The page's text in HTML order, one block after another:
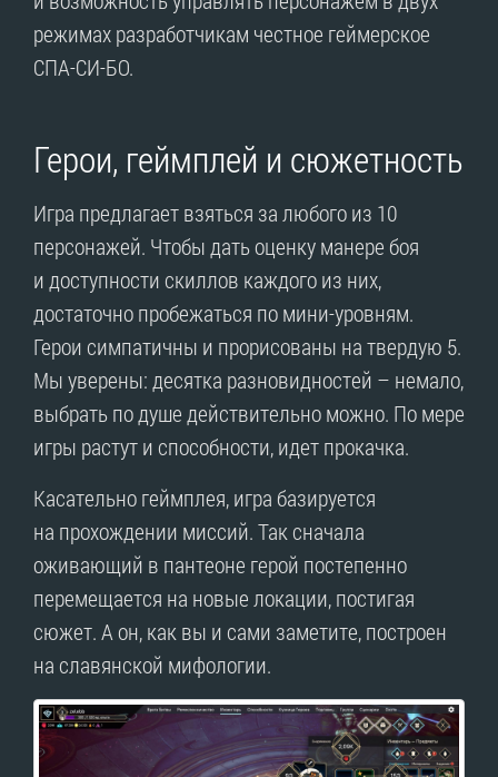
режимах разработчикам честное геймерское
СПА-СИ-БО.
Герои, геймплей и сюжетность
Игра предлагает взяться за любого из 10
персонажей. Чтобы дать оценку манере боя
и доступности скиллов каждого из них,
достаточно пробежаться по мини-уровням.
Герои симпатичны и прорисованы на твердую 5.
Мы уверены: десятка разновидностей – немало,
выбрать по душе действительно можно. По мере
игры растут и способности, идет прокачка.
Касательно геймплея, игра базируется
на прохождении миссий. Так сначала
оживающий в пантеоне герой постепенно
перемещается на новые локации, постигая
сюжет. А он, как вы и сами заметите, построен
на славянской мифологии.